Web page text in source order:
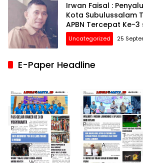
Irwan Faisal :
Kota Subulussalam
APBN Tercepat Ke-3
Uncategorized 25
E-Paper Headline